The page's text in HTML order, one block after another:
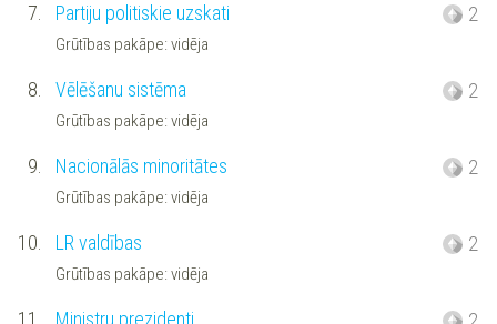
7. Partiju politiskie uzskati
Grūtības pakāpe: vidēja
2
8. Vēlēšanu sistēma
Grūtības pakāpe: vidēja
2
9. Nacionālās minoritātes
Grūtības pakāpe: vidēja
2
10. LR valdības
Grūtības pakāpe: vidēja
2
11. Ministru prezidenti